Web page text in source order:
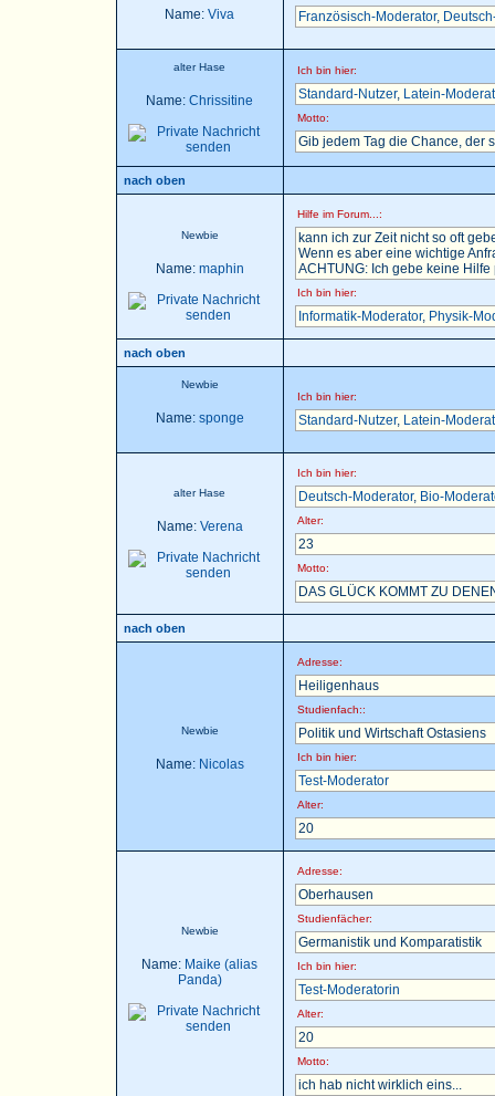
Name: Viva Französisch-Moderator,
alter Hase
Name: Chrissitine
Ich bin hier:
Standard-Nutzer, Latein-
Motto:
Gib jedem Tag die Chance, der
nach oben
Newbie
Name: maphin
Hilfe im Forum...:
kann ich zur Zeit nicht so oft
Wenn es aber eine wichtige
ACHTUNG: Ich gebe keine
Ich bin hier:
Informatik-Moderator, Physik-
nach oben
Newbie
Name: sponge
Ich bin hier:
Standard-Nutzer, Latein-
alter Hase
Name: Verena
Ich bin hier:
Deutsch-Moderator, Bio-
Alter:
23
Motto:
DAS GLÜCK KOMMT ZU
nach oben
Newbie
Name: Nicolas
Adresse:
Heiligenhaus
Studienfach::
Politik und Wirtschaft Ostasiens
Ich bin hier:
Test-Moderator
Alter:
20
Newbie
Name: Maike (alias
Panda)
Adresse:
Oberhausen
Studienfächer:
Germanistik und Komparatistik
Ich bin hier:
Test-Moderatorin
Alter:
20
Motto:
ich hab nicht wirklich eins...